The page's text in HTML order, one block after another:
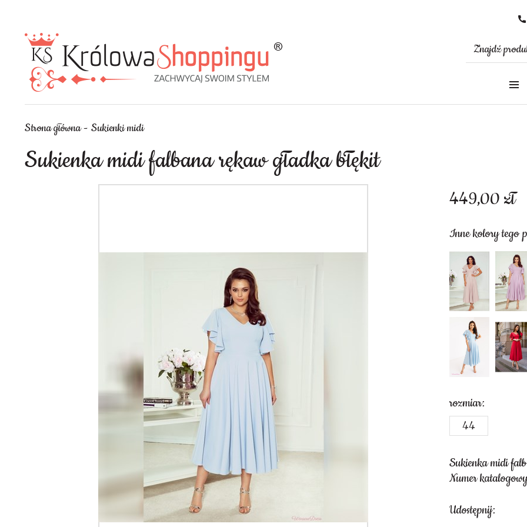
Strona główna Sukienki midi
Sukienka midi falbana rękaw gładka błękit
449,00 zł
Inne kolory tego
rozmiar:
44
Sukienka midi
Numer
Udostępnij: